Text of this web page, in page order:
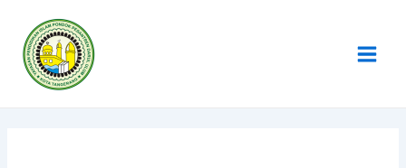
content